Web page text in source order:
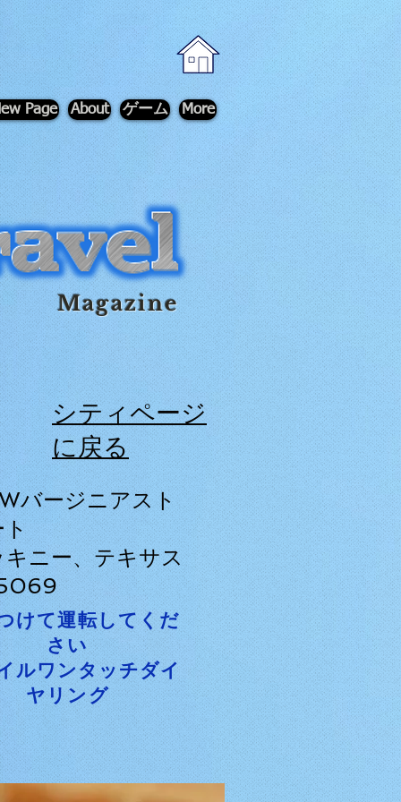
Page About ゲーム More
Magazine
けて運転してくだ
さい
ルワンタッチダイ
ヤリング
シティページ
に戻る
バージニアスト
ニー、テキサス